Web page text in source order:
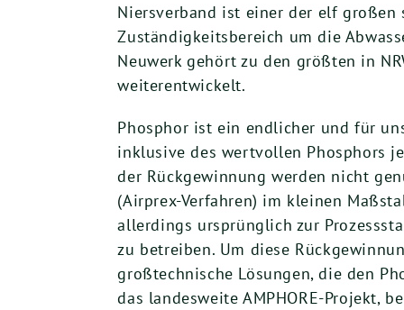
Niersverband ist einer der elf großen
Zuständigkeitsbereich um die
Neuwerk gehört zu den größten in
weiterentwickelt.
Phosphor ist ein endlicher und für
inklusive des wertvollen Phosphors
der Rückgewinnung werden nicht
(Airprex-Verfahren) im kleinen
allerdings ursprünglich zur
zu betreiben. Um diese
großtechnische Lösungen, die den
das landesweite AMPHORE-Projekt,